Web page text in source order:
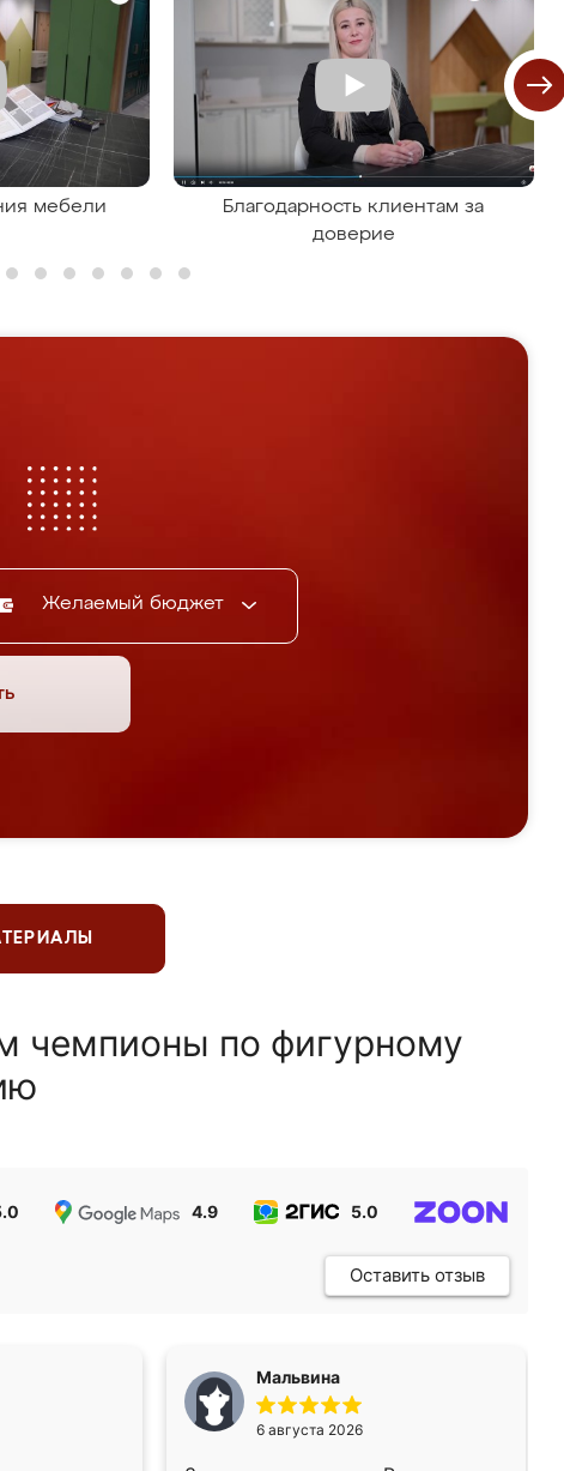
мебели
Благодарность клиентам за
доверие
Желаемый бюджет
чемпионы по фигурному
4.9 5.0
Оставить отзыв
Мальвина
6 августа 2026